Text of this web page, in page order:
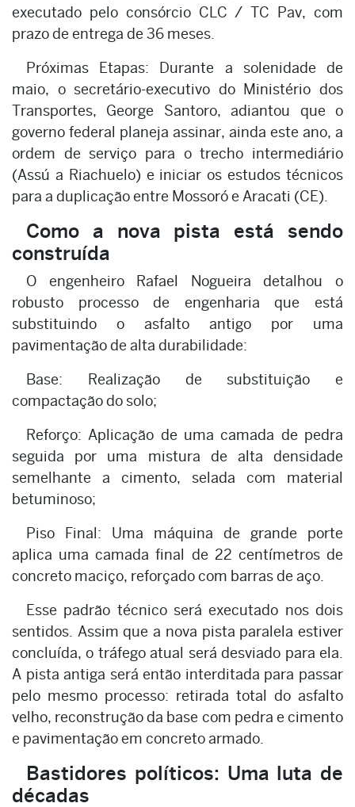
executado pelo consórcio CLC / TC Pav, com
prazo de entrega de 36 meses.
Próximas Etapas: Durante a solenidade de
maio, o secretário-executivo do Ministério dos
Transportes, George Santoro, adiantou que o
governo federal planeja assinar, ainda este ano, a
ordem de serviço para o trecho intermediário
(Assú a Riachuelo) e iniciar os estudos técnicos
para a duplicação entre Mossoró e Aracati (CE).
Como a nova pista está sendo
construída
O engenheiro Rafael Nogueira detalhou o
robusto processo de engenharia que está
substituindo o asfalto antigo por uma
pavimentação de alta durabilidade:
Base: Realização de substituição e
compactação do solo;
Reforço: Aplicação de uma camada de pedra
seguida por uma mistura de alta densidade
semelhante a cimento, selada com material
betuminoso;
Piso Final: Uma máquina de grande porte
aplica uma camada final de 22 centímetros de
concreto maciço, reforçado com barras de aço.
Esse padrão técnico será executado nos dois
sentidos. Assim que a nova pista paralela estiver
concluída, o tráfego atual será desviado para ela.
A pista antiga será então interditada para passar
pelo mesmo processo: retirada total do asfalto
velho, reconstrução da base com pedra e cimento
e pavimentação em concreto armado.
Bastidores políticos: Uma luta de
décadas